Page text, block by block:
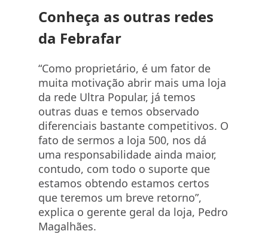
Conheça as outras redes
da Febrafar
“Como proprietário, é um fator de
muita motivação abrir mais uma loja
da rede Ultra Popular, já temos
outras duas e temos observado
diferenciais bastante competitivos. O
fato de sermos a loja 500, nos dá
uma responsabilidade ainda maior,
contudo, com todo o suporte que
estamos obtendo estamos certos
que teremos um breve retorno”,
explica o gerente geral da loja, Pedro
Magalhães.